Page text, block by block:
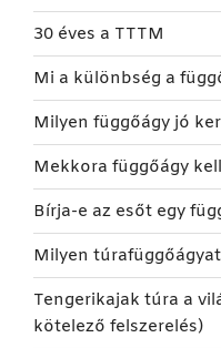
30 éves a TTTM
Mi a különbség a
Milyen függőágy jó
Mekkora függőágy
Bírja-e az esőt egy
Milyen
Tengerikajak túra a
kötelező felszerelés)